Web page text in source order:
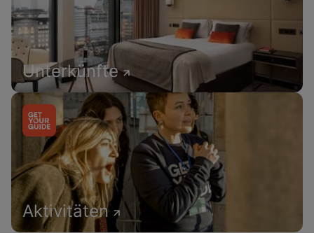
Unterkünfte
Aktivitäten